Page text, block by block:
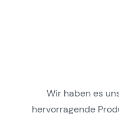
Wir haben es
hervorragende